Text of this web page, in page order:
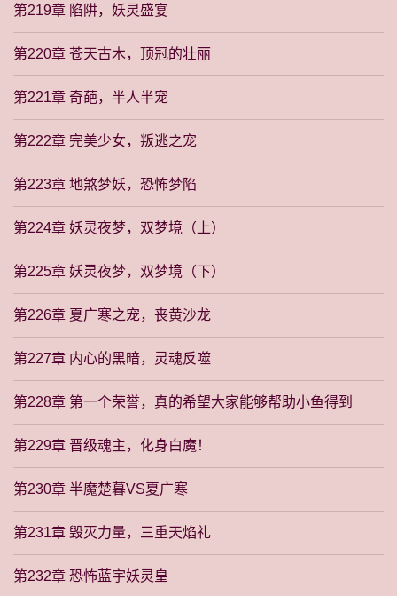
第219章 陷阱，妖灵盛宴
第220章 苍天古木，顶冠的壮丽
第221章 奇葩，半人半宠
第222章 完美少女，叛逃之宠
第223章 地煞梦妖，恐怖梦陷
第224章 妖灵夜梦，双梦境（上）
第225章 妖灵夜梦，双梦境（下）
第226章 夏广寒之宠，丧黄沙龙
第227章 内心的黑暗，灵魂反噬
第228章 第一个荣誉，真的希望大家能够帮助小鱼得到
第229章 晋级魂主，化身白魔！
第230章 半魔楚暮VS夏广寒
第231章 毁灭力量，三重天焰礼
第232章 恐怖蓝宇妖灵皇